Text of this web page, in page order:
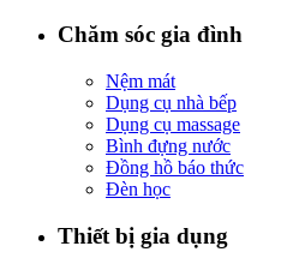
Chăm sóc gia đình
Nệm mát
Dụng cụ nhà bếp
Dụng cụ massage
Bình đựng nước
Đồng hồ báo thức
Đèn học
Thiết bị gia dụng